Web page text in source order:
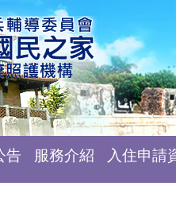
告 服務介紹 入住申請